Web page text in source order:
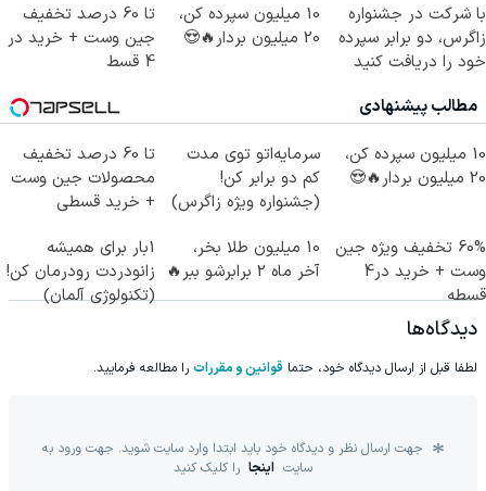
با شرکت در جشنواره
زاگرس، دو برابر سپرده
خود را دریافت کنید
10 میلیون سپرده کن،
20 میلیون بردار🔥😍
تا 60 درصد تخفیف
جین وست + خرید در
4 قسط
مطالب پیشنهادی
10 میلیون سپرده کن،
20 میلیون بردار🔥😍
سرمایه‌اتو توی مدت
کم دو برابر کن!
(جشنواره ویژه زاگرس)
تا 60 درصد تخفیف
محصولات جین وست
+ خرید قسطی
60% تخفیف ویژه جین
وست + خرید در4
قسطه
10 میلیون طلا بخر،
آخر ماه 2 برابرشو ببر🔥
1بار برای همیشه
زانودردت رودرمان کن!
(تکنولوژی آلمان)
دیدگاه‌ها
لطفا قبل از ارسال دیدگاه خود، حتما قوانین و مقررات را مطالعه فرمایید.
جهت ارسال نظر و دیدگاه خود باید ابتدا وارد سایت شوید. جهت ورود به
سایت اینجا را کلیک کنید